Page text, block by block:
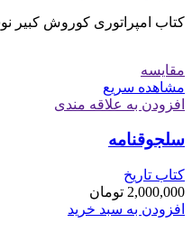
کتاب امپراتوری کوروش کبیر
مقایسه
مشاهده سریع
افزودن به علاقه مندی
سلجوقنامه
کتاب تاریخ
2,000,000 تومان
افزودن به سبد خرید